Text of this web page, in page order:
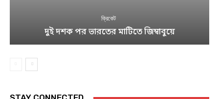
ক্রিকেট
দুই দশক পর ভারতের মাটিতে জিম্বাবুয়ে